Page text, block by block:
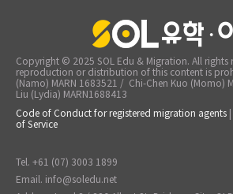
Copyright © 2025 SOL Edu & Migration. All rights
reproduction or distribution of this content is
(Namo) MARN 1683521 / Chi-Chen Kuo (Momo)
Liu (Lydia) MARN1688413
Code of Conduct for registered migration agents |
of Service
Tel. +61 (07) 3003 1899
Email. info@soledu.net